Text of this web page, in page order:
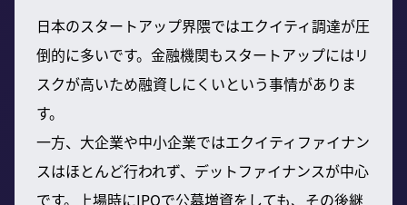
日本のスタートアップ界隈ではエクイティ調達が圧
倒的に多いです。金融機関もスタートアップにはリ
スクが高いため融資しにくいという事情がありま
す。
一方、大企業や中小企業ではエクイティファイナン
スはほとんど行われず、デットファイナンスが中心
です。上場時にIPOで公募増資をしても、その後継